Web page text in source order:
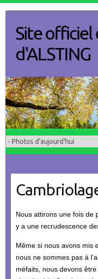
contentSite officiel
d'ALSTING
Nous attirons une fois de
y a une recrudescence
Même si nous avons mis
nous ne sommes pas à
méfaits, nous devons